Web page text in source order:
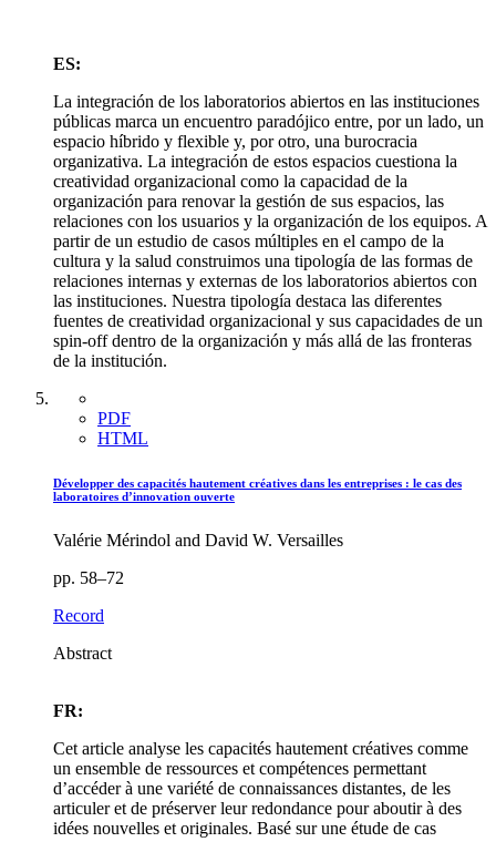
ES:
La integración de los laboratorios abiertos en las instituciones
públicas marca un encuentro paradójico entre, por un lado, un
espacio híbrido y flexible y, por otro, una burocracia
organizativa. La integración de estos espacios cuestiona la
creatividad organizacional como la capacidad de la
organización para renovar la gestión de sus espacios, las
relaciones con los usuarios y la organización de los equipos. A
partir de un estudio de casos múltiples en el campo de la
cultura y la salud construimos una tipología de las formas de
relaciones internas y externas de los laboratorios abiertos con
las instituciones. Nuestra tipología destaca las diferentes
fuentes de creatividad organizacional y sus capacidades de un
spin-off dentro de la organización y más allá de las fronteras
de la institución.
PDF
HTML
Développer des capacités hautement créatives dans les entreprises : le cas des
laboratoires d’innovation ouverte
Valérie Mérindol and David W. Versailles
pp. 58–72
Record
Abstract
FR:
Cet article analyse les capacités hautement créatives comme
un ensemble de ressources et compétences permettant
d’accéder à une variété de connaissances distantes, de les
articuler et de préserver leur redondance pour aboutir à des
idées nouvelles et originales. Basé sur une étude de cas